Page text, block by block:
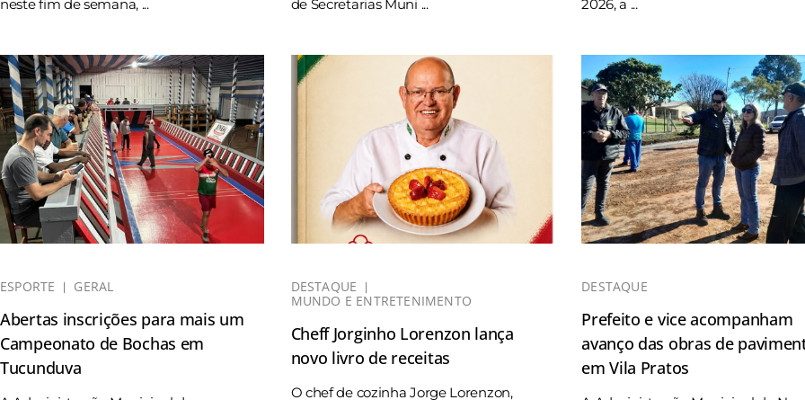
neste fim de semana, ...
de Secretarias Muni ...
2026, a ...
ESPORTE GERAL
Abertas inscrições para mais um
Campeonato de Bochas em
Tucunduva
DESTAQUE
MUNDO E ENTRETENIMENTO
Cheff Jorginho Lorenzon lança
novo livro de receitas
O chef de cozinha Jorge Lorenzon,
DESTAQUE
Prefeito e vice acompanham
avanço das obras de
em Vila Pratos